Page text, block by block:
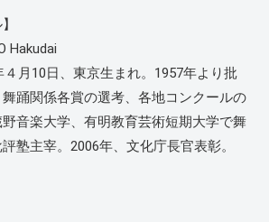
Hakudai
月10日、東京生まれ。1957年より批
踊関係各賞の選考、各地コンクールの
音楽大学、有明教育芸術短期大学で舞
塾主宰。2006年、文化庁長官表彰。